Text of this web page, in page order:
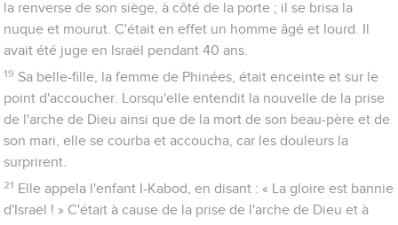
la renverse de son siège, à côté de la porte ; il se brisa la
nuque et mourut. C'était en effet un homme âgé et lourd. Il
avait été juge en Israël pendant 40 ans.
19 Sa belle-fille, la femme de Phinées, était enceinte et sur le
point d'accoucher. Lorsqu'elle entendit la nouvelle de la prise
de l'arche de Dieu ainsi que de la mort de son beau-père et de
son mari, elle se courba et accoucha, car les douleurs la
surprirent.
21 Elle appela l'enfant I-Kabod, en disant : « La gloire est bannie
d'Israël ! » C'était à cause de la prise de l'arche de Dieu et à